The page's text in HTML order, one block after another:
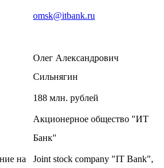
omsk@itbank.ru
Олег Александрович
Сильнягин
188 млн. рублей
Акционерное общество "ИТ
Банк"
на
Joint stock company "IT Bank",